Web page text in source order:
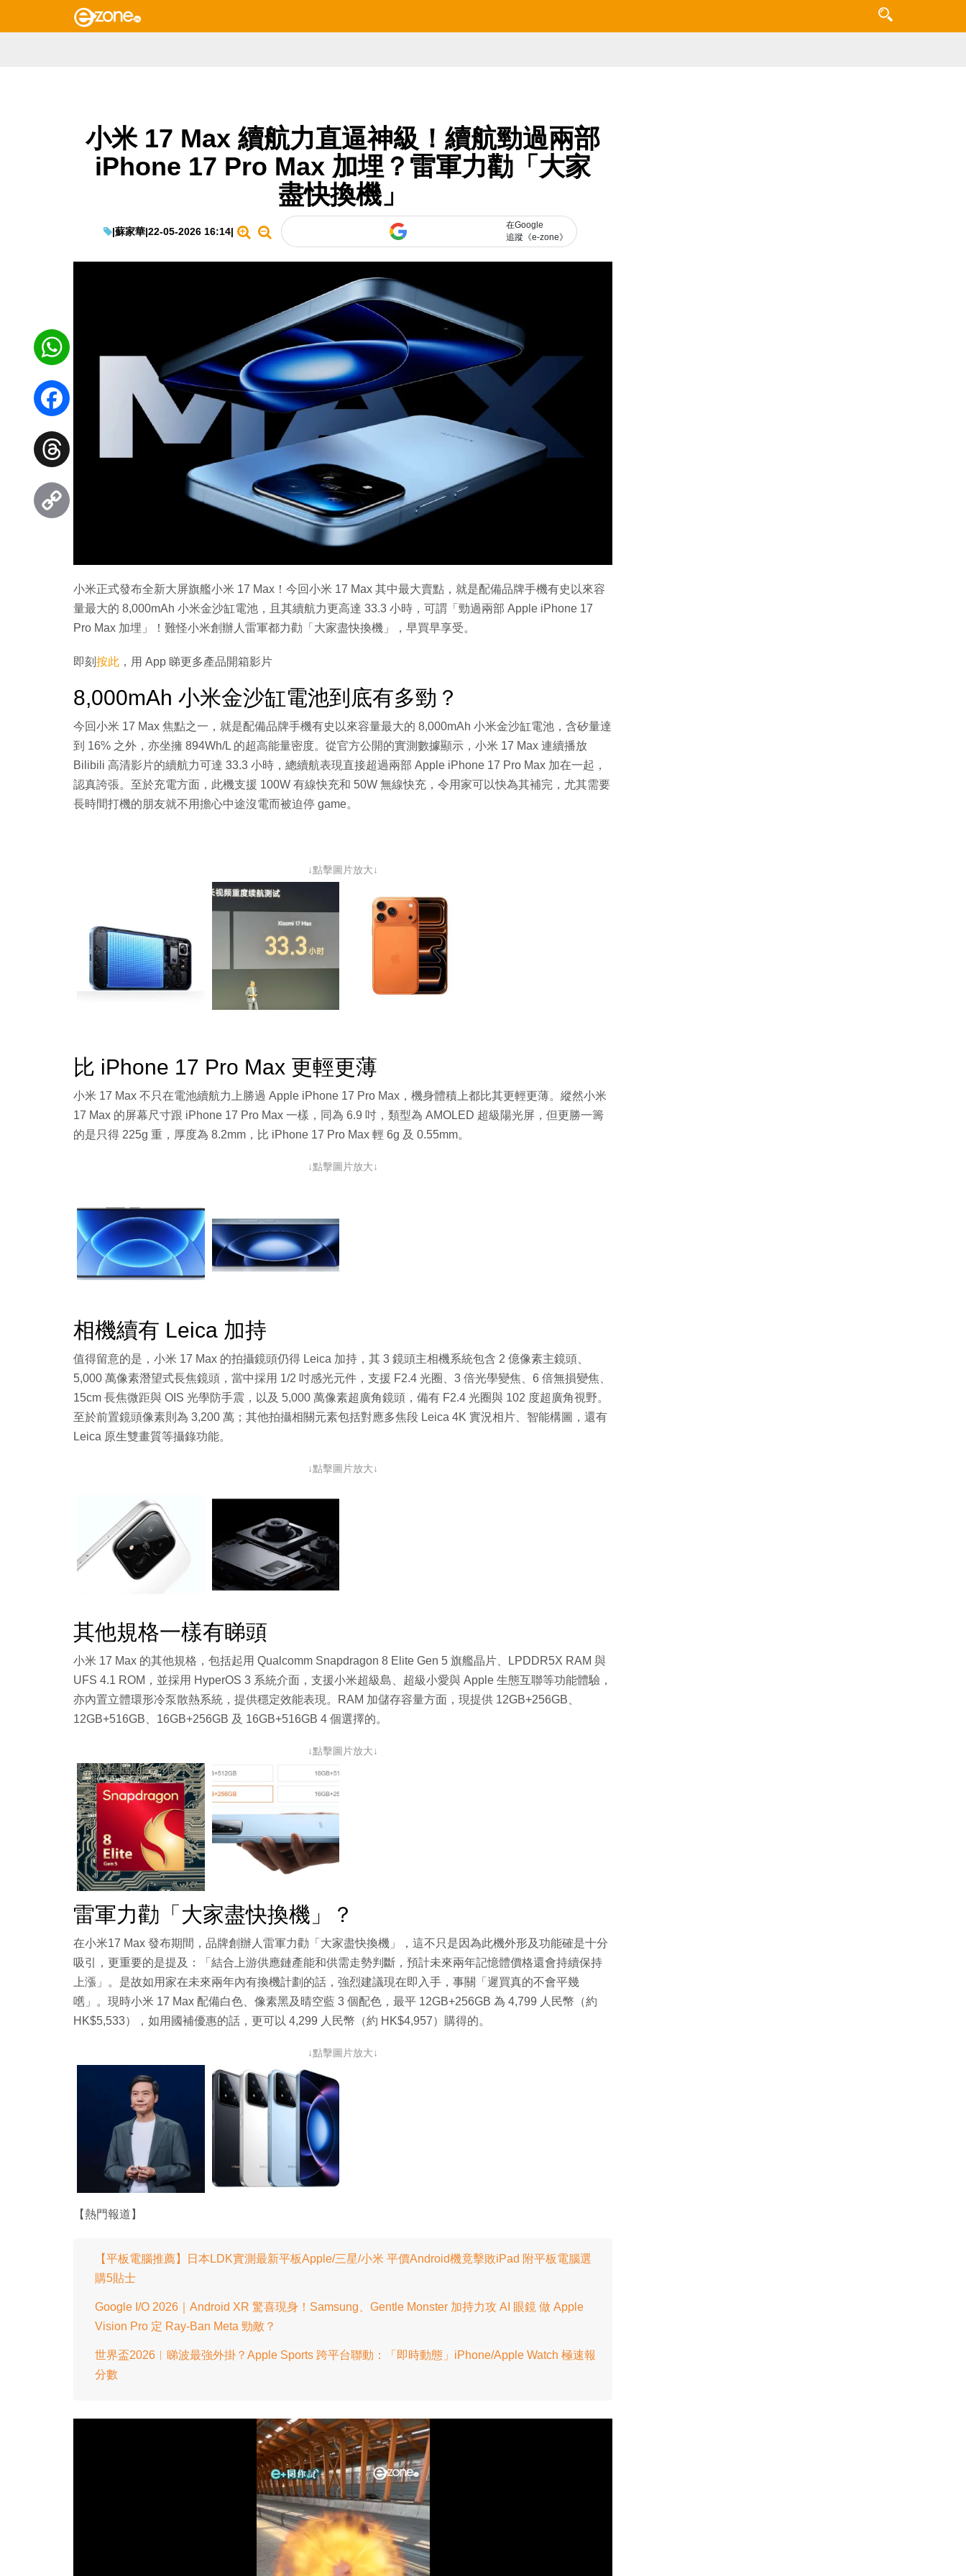
小米 17 Max 續航力直逼神級！續航勁過兩部
iPhone 17 Pro Max 加埋？雷軍力勸「大家
盡快換機」
|蘇家華|22-05-2026 16:14|
在Google
追蹤《e-zone》
小米正式發布全新大屏旗艦小米 17 Max！今回小米 17 Max 其中最大賣點，就是配備品牌手機有史以來容
量最大的 8,000mAh 小米金沙缸電池，且其續航力更高達 33.3 小時，可謂「勁過兩部 Apple iPhone 17
Pro Max 加埋」！難怪小米創辦人雷軍都力勸「大家盡快換機」，早買早享受。
即刻 按此 ，用 App 睇更多產品開箱影片
8,000mAh 小米金沙缸電池到底有多勁？
今回小米 17 Max 焦點之一，就是配備品牌手機有史以來容量最大的 8,000mAh 小米金沙缸電池，含矽量達
到 16% 之外，亦坐擁 894Wh/L 的超高能量密度。從官方公開的實測數據顯示，小米 17 Max 連續播放
Bilibili 高清影片的續航力可達 33.3 小時，總續航表現直接超過兩部 Apple iPhone 17 Pro Max 加在一起，
認真誇張。至於充電方面，此機支援 100W 有線快充和 50W 無線快充，令用家可以快為其補完，尤其需要
長時間打機的朋友就不用擔心中途沒電而被迫停 game。
↓點擊圖片放大↓
比 iPhone 17 Pro Max 更輕更薄
小米 17 Max 不只在電池續航力上勝過 Apple iPhone 17 Pro Max，機身體積上都比其更輕更薄。縱然小米
17 Max 的屏幕尺寸跟 iPhone 17 Pro Max 一樣，同為 6.9 吋，類型為 AMOLED 超級陽光屏，但更勝一籌
的是只得 225g 重，厚度為 8.2mm，比 iPhone 17 Pro Max 輕 6g 及 0.55mm。
↓點擊圖片放大↓
相機續有 Leica 加持
值得留意的是，小米 17 Max 的拍攝鏡頭仍得 Leica 加持，其 3 鏡頭主相機系統包含 2 億像素主鏡頭、
5,000 萬像素潛望式長焦鏡頭，當中採用 1/2 吋感光元件，支援 F2.4 光圈、3 倍光學變焦、6 倍無損變焦、
15cm 長焦微距與 OIS 光學防手震，以及 5,000 萬像素超廣角鏡頭，備有 F2.4 光圈與 102 度超廣角視野。
至於前置鏡頭像素則為 3,200 萬；其他拍攝相關元素包括對應多焦段 Leica 4K 實況相片、智能構圖，還有
Leica 原生雙畫質等攝錄功能。
↓點擊圖片放大↓
其他規格一樣有睇頭
小米 17 Max 的其他規格，包括起用 Qualcomm Snapdragon 8 Elite Gen 5 旗艦晶片、LPDDR5X RAM 與
UFS 4.1 ROM，並採用 HyperOS 3 系統介面，支援小米超級島、超級小愛與 Apple 生態互聯等功能體驗，
亦內置立體環形冷泵散熱系統，提供穩定效能表現。RAM 加儲存容量方面，現提供 12GB+256GB、
12GB+516GB、16GB+256GB 及 16GB+516GB 4 個選擇的。
↓點擊圖片放大↓
雷軍力勸「大家盡快換機」？
在小米17 Max 發布期間，品牌創辦人雷軍力勸「大家盡快換機」，這不只是因為此機外形及功能確是十分
吸引，更重要的是提及：「結合上游供應鏈產能和供需走勢判斷，預計未來兩年記憶體價格還會持續保持
上漲」。是故如用家在未來兩年內有換機計劃的話，強烈建議現在即入手，事關「遲買真的不會平幾
嚿」。現時小米 17 Max 配備白色、像素黑及晴空藍 3 個配色，最平 12GB+256GB 為 4,799 人民幣（約
HK$5,533），如用國補優惠的話，更可以 4,299 人民幣（約 HK$4,957）購得的。
↓點擊圖片放大↓
【熱門報道】
【平板電腦推薦】日本LDK實測最新平板Apple/三星/小米 平價Android機竟擊敗iPad 附平板電腦選
購5貼士
Google I/O 2026｜Android XR 驚喜現身！Samsung、Gentle Monster 加持力攻 AI 眼鏡 做 Apple
Vision Pro 定 Ray-Ban Meta 勁敵？
世界盃2026︱睇波最強外掛？Apple Sports 跨平台聯動：「即時動態」iPhone/Apple Watch 極速報
分數
WhatsApp
Facebook
Threads
Link